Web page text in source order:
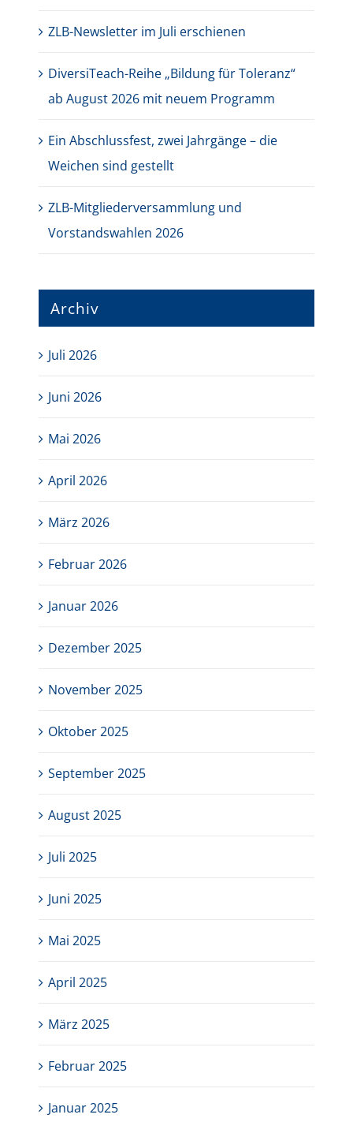
ZLB-Newsletter im Juli erschienen
DiversiTeach-Reihe „Bildung für Toleranz“
ab August 2026 mit neuem Programm
Ein Abschlussfest, zwei Jahrgänge – die
Weichen sind gestellt
ZLB-Mitgliederversammlung und
Vorstandswahlen 2026
Archiv
Juli 2026
Juni 2026
Mai 2026
April 2026
März 2026
Februar 2026
Januar 2026
Dezember 2025
November 2025
Oktober 2025
September 2025
August 2025
Juli 2025
Juni 2025
Mai 2025
April 2025
März 2025
Februar 2025
Januar 2025